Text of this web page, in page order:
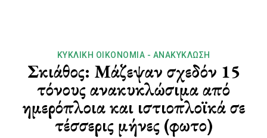
ΚΥΚΛΙΚΉ ΟΙΚΟΝΟΜΊΑ - ΑΝΑΚΎΚΛΩΣΗ
Σκιάθος: Μάζεψαν σχεδόν 15
τόνους ανακυκλώσιμα από
ημερόπλοια και ιστιοπλοϊκά σε
τέσσερις μήνες (φωτο)